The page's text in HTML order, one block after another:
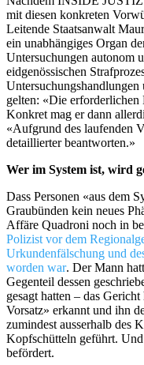
mit diesen konkreten
Leitende Staatsanwalt
ein unabhängiges Organ
Untersuchungen autonom
eidgenössischen
Untersuchungshandlungen
gelten: «Die
Konkret mag er dann
«Aufgrund des laufenden
detaillierter beantworten.»
Wer im System ist, wird
Dass Personen «aus dem
Graubünden kein neues
Affäre Quadroni noch in
Polizist vor dem
Urkundenfälschung und
worden war. Der Mann
Gegenteil dessen
gesagt hatten – das
Vorsatz» erkannt und ihn
zumindest ausserhalb des
Kopfschütteln geführt.
befördert.